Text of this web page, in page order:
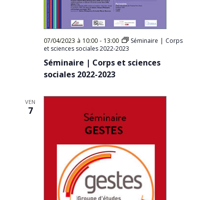
07/04/2023 à 10:00- 13:00
Séminaire | Corps
et sciences sociales 2022-2023
Séminaire | Corps et sciences
sociales 2022-2023
VEN
7